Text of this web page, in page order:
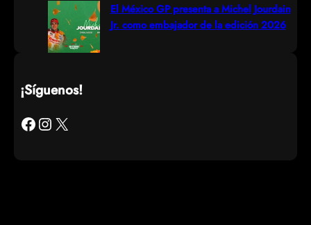
El México GP presenta a Michel Jourdain
Jr. como embajador de la edición 2026
¡Síguenos!
Facebook Instagram X